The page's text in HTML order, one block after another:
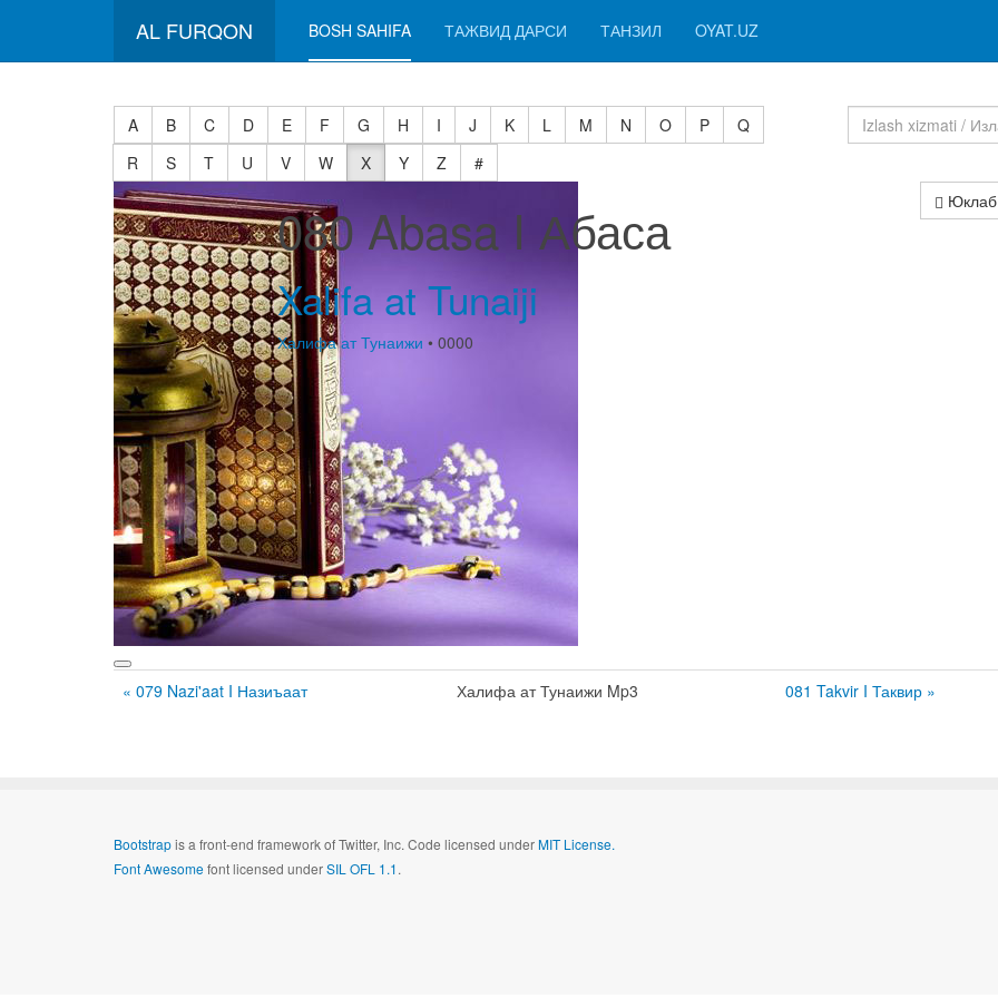
AL FURQON BOSH SAHIFA ТАЖВИД ДАРСИ ТАНЗИЛ OYAT.UZ
A B C D E F G H I J K L M N O P
Q
R
S T U V W X Y Z
#
080 Abasa I Абаса
Xalifa at Tunaiji
Халифа ат Тунаижи • 0000
« 079 Nazi'aat I Назиъаат Халифа ат Тунаижи Mp3 081 Takvir I Таквир »
Bootstrapis a front-end framework of Twitter, Inc. Code licensed underMIT License.
Font Awesomefont licensed underSIL OFL 1.1.